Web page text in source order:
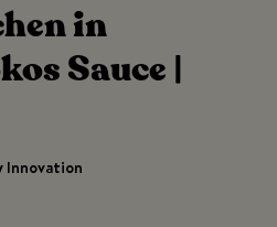
in
Sauce |
Innovation